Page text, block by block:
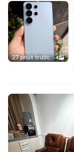
27 phút trước 4